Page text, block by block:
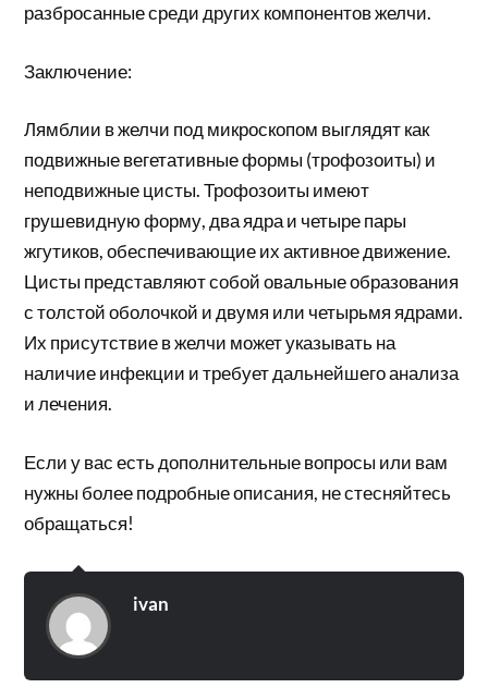
разбросанные среди других компонентов желчи.
Заключение:
Лямблии в желчи под микроскопом выглядят как
подвижные вегетативные формы (трофозоиты) и
неподвижные цисты. Трофозоиты имеют
грушевидную форму, два ядра и четыре пары
жгутиков, обеспечивающие их активное движение.
Цисты представляют собой овальные образования
с толстой оболочкой и двумя или четырьмя ядрами.
Их присутствие в желчи может указывать на
наличие инфекции и требует дальнейшего анализа
и лечения.
Если у вас есть дополнительные вопросы или вам
нужны более подробные описания, не стесняйтесь
обращаться!
ivan